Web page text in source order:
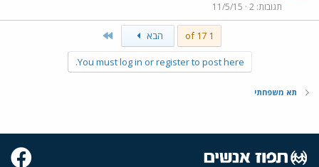
תגובות 2
11/5/15
1 of 17 הבא
You must log in or register to post here.
תא משפחתי